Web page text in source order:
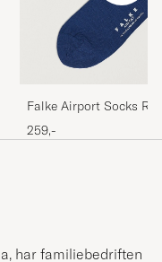
Falke Airport Socks
259,-
har familiebedriften